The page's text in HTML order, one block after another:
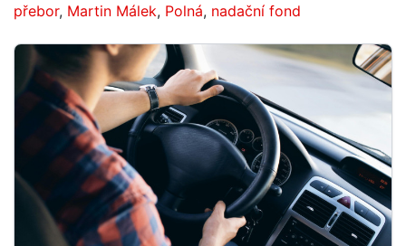
přebor, Martin Málek, Polná, nadační fond